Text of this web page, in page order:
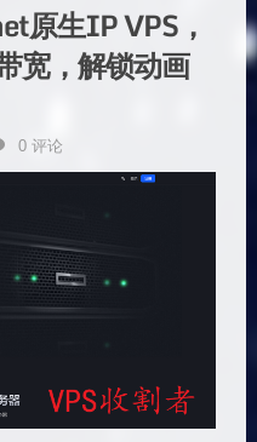
原生IP VPS，
宽，解锁动画
0 评论